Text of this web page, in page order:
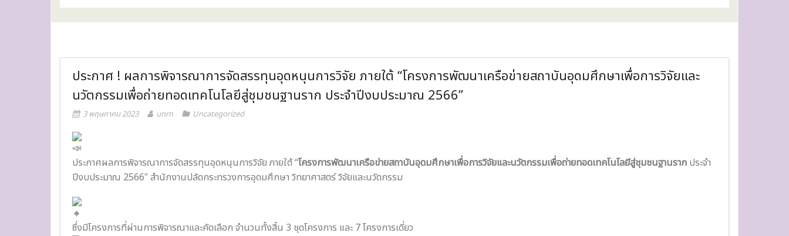
ประกาศ ! ผลการพิจารณาการจัดสรรทุนอุดหนุนการวิจัย ภายใต้ “โครงการพัฒนาเครือข่ายสถาบันอุดมศึกษาเพื่อการวิจัยและ
นวัตกรรมเพื่อถ่ายทอดเทคโนโลยีสู่ชุมชนฐานราก ประจำปีงบประมาณ 2566”
3 พฤษภาคม 2023 unrn Uncategorized
ประกาศผลการพิจารณาการจัดสรรทุนอุดหนุนการวิจัย ภายใต้ “โครงการพัฒนาเครือข่ายสถาบันอุดมศึกษาเพื่อการวิจัยและนวัตกรรมเพื่อถ่ายทอดเทคโนโลยีสู่ชุมชนฐานราก ประจำ
ปีงบประมาณ 2566″ สำนักงานปลัดกระทรวงการอุดมศึกษา วิทยาศาสตร์ วิจัยและนวัตกรรม
ซึ่งมีโครงการที่ผ่านการพิจารณาและคัดเลือก จำนวนทั้งสิ้น 3 ชุดโครงการ และ 7 โครงการเดี่ยว